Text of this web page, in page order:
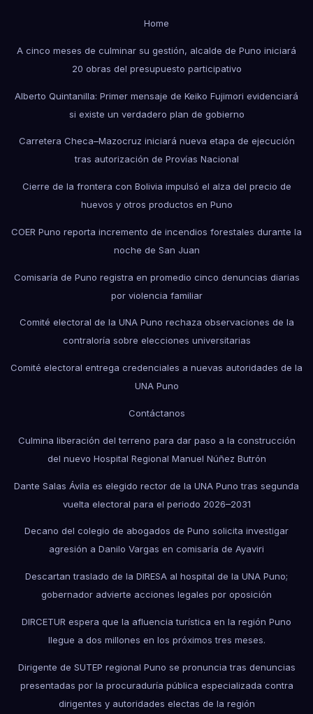
Home
A cinco meses de culminar su gestión, alcalde de Puno iniciará
20 obras del presupuesto participativo
Alberto Quintanilla: Primer mensaje de Keiko Fujimori evidenciará
si existe un verdadero plan de gobierno
Carretera Checa–Mazocruz iniciará nueva etapa de ejecución
tras autorización de Provías Nacional
Cierre de la frontera con Bolivia impulsó el alza del precio de
huevos y otros productos en Puno
COER Puno reporta incremento de incendios forestales durante la
noche de San Juan
Comisaría de Puno registra en promedio cinco denuncias diarias
por violencia familiar
Comité electoral de la UNA Puno rechaza observaciones de la
contraloría sobre elecciones universitarias
Comité electoral entrega credenciales a nuevas autoridades de la
UNA Puno
Contáctanos
Culmina liberación del terreno para dar paso a la construcción
del nuevo Hospital Regional Manuel Núñez Butrón
Dante Salas Ávila es elegido rector de la UNA Puno tras segunda
vuelta electoral para el periodo 2026–2031
Decano del colegio de abogados de Puno solicita investigar
agresión a Danilo Vargas en comisaría de Ayaviri
Descartan traslado de la DIRESA al hospital de la UNA Puno;
gobernador advierte acciones legales por oposición
DIRCETUR espera que la afluencia turística en la región Puno
llegue a dos millones en los próximos tres meses.
Dirigente de SUTEP regional Puno se pronuncia tras denuncias
presentadas por la procuraduría pública especializada contra
dirigentes y autoridades electas de la región